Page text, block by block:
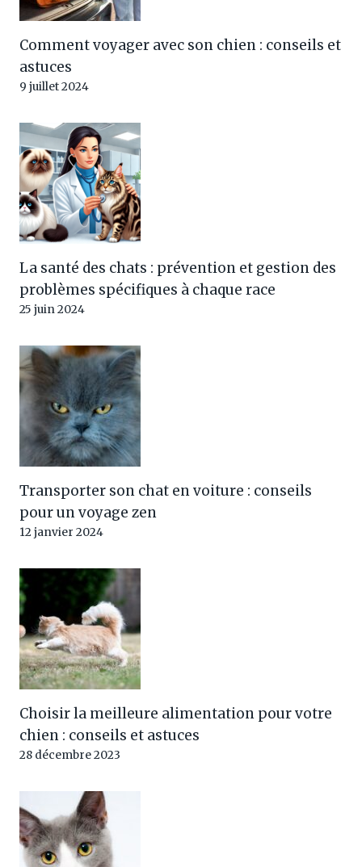
Comment voyager avec son chien : conseils et
astuces
9 juillet 2024
La santé des chats : prévention et gestion des
problèmes spécifiques à chaque race
25 juin 2024
Transporter son chat en voiture : conseils
pour un voyage zen
12 janvier 2024
Choisir la meilleure alimentation pour votre
chien : conseils et astuces
28 décembre 2023